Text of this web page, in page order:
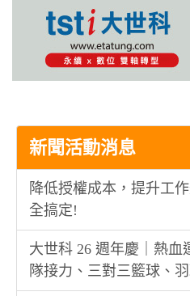
新聞活動消息
降低授權成本，提升工
全搞定!
大世科 26 週年慶｜熱血
隊接力、三對三籃球、